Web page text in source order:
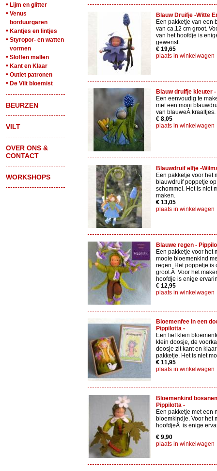
• Lijm en glitter
• Venus
borduurgaren
• Kantjes en lintjes
• Styropor- en watten
vormen
• Sloffen mallen
• Kant en Klaar
• Outlet patronen
• De Vilt bloemist
BEURZEN
VILT
OVER ONS &
CONTACT
WORKSHOPS
Blauw Druifje -Witte
Een pakketje van een
van ca.12 cm groot.
van het hoofdje is
gewenst.
€ 19,65
plaats in winkelwagen
Blauw druifje kleuter -
Een eenvoudig te
met een mooi
van blauweÂ kraaltjes.
€ 8,05
plaats in winkelwagen
Blauwdruif elfje -
Een pakketje voor het
blauwdruif poppetje
schommel. Het is niet
maken.
€ 13,05
plaats in winkelwagen
Blauwe regen -
Een pakketje voor het
mooie bloemenkind
regen. Het poppetje is
groot.Â Voor het
hoofdje is enige
€ 12,95
plaats in winkelwagen
Bloemenfee in een
Pippilotta -
Een lief klein
klein doosje, de
doosje zit kant en
pakketje. Het is niet
€ 11,95
plaats in winkelwagen
Bloemenkind
Pippilotta -
Een pakketje met een
bloemkindje. Voor het
hoofdjeÂ is enige
€ 9,90
plaats in winkelwagen